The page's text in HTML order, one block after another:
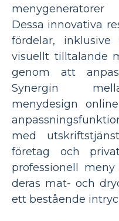
Dessa innovativa
fördelar,
visuellt tilltalande
genom att
Synergin
menydesign
med
företag och
professionell
deras mat- och
ett bestående